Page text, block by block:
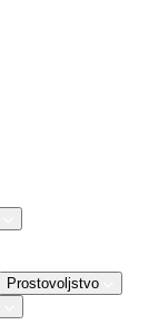
Prostovoljstvo